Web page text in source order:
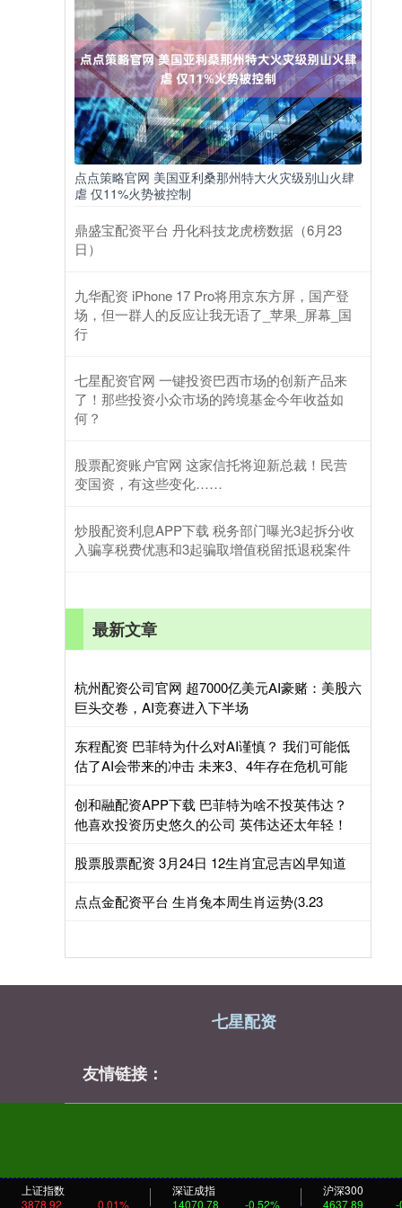
点点策略官网 美国亚利桑那州特大火灾级别山火肆
虐 仅11%火势被控制
鼎盛宝配资平台 丹化科技龙虎榜数据（6月23
日）
九华配资 iPhone 17 Pro将用京东方屏，国产登
场，但一群人的反应让我无语了_苹果_屏幕_国
行
七星配资官网 一键投资巴西市场的创新产品来
了！那些投资小众市场的跨境基金今年收益如
何？
股票配资账户官网 这家信托将迎新总裁！民营
变国资，有这些变化……
炒股配资利息APP下载 税务部门曝光3起拆分收
入骗享税费优惠和3起骗取增值税留抵退税案件
最新文章
杭州配资公司官网 超7000亿美元AI豪赌：美股六
巨头交卷，AI竞赛进入下半场
东程配资 巴菲特为什么对AI谨慎？ 我们可能低
估了AI会带来的冲击 未来3、4年存在危机可能
创和融配资APP下载 巴菲特为啥不投英伟达？
他喜欢投资历史悠久的公司 英伟达还太年轻！
股票股票配资 3月24日 12生肖宜忌吉凶早知道
点点金配资平台 生肖兔本周生肖运势(3.23
上证指数
3878.92
0.01%
深证成指
14070.78
-0.52%
沪深300
4637.89
-
七星配资
友情链接：